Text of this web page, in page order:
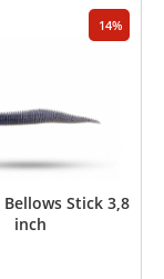
14
Bellows Stick 3,8
inch